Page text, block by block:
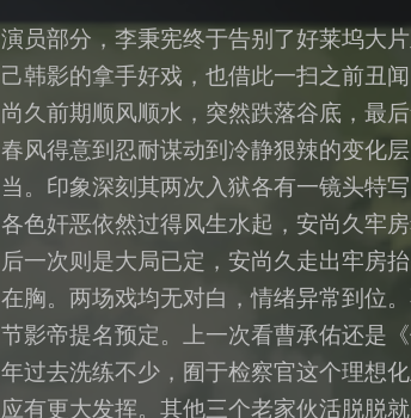
演员部分，李秉宪终于告别了好莱坞大
己韩影的拿手好戏，也借此一扫之前丑
尚久前期顺风顺水，突然跌落谷底，最
春风得意到忍耐谋动到冷静狠辣的变化
当。印象深刻其两次入狱各有一镜头特
各色奸恶依然过得风生水起，安尚久牢
后一次则是大局已定，安尚久走出牢房
在胸。两场戏均无对白，情绪异常到位
节影帝提名预定。上一次看曹承佑还是
年过去洗练不少，囿于检察官这个理想
应有更大发挥。其他三个老家伙活脱脱